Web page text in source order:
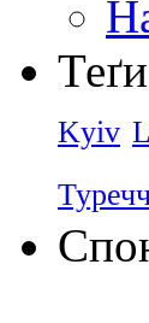
Теґи
Kyiv